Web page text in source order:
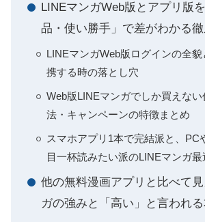
LINEマンガWeb版とアプリ版
品・使い勝手」で差がわかる
LINEマンガWeb版ログインの全
携する時の落とし穴
Web版LINEマンガでしか買えな
法・キャンペーンの特徴まとめ
スマホアプリ1本で完結派と、PC
目一杯読みたい派のLINEマンガ最
他の無料漫画アプリと比べて
ガの強みと「高い」と言われ